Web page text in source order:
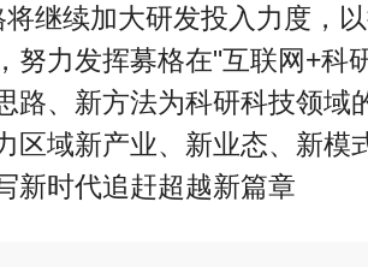
继续加大研发投入力度，
努力发挥募格在"互联网+科
路、新方法为科研科技领域
区域新产业、新业态、新模
新时代追赶超越新篇章